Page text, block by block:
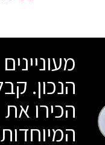
הנכון.
הכירו